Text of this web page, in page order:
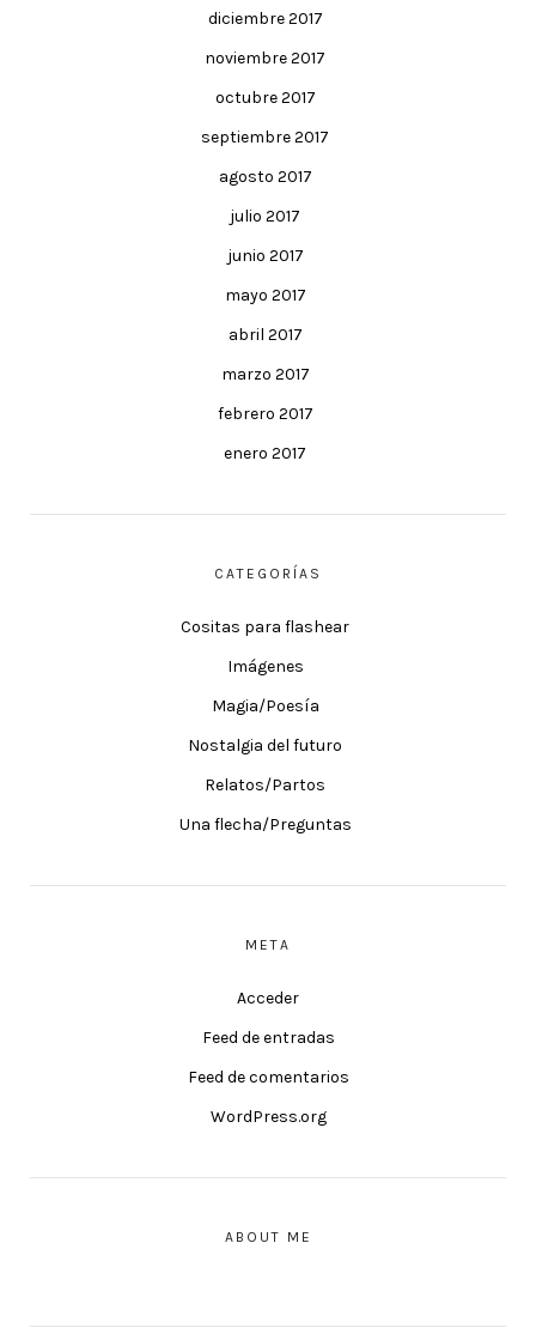
diciembre 2017
noviembre 2017
octubre 2017
septiembre 2017
agosto 2017
julio 2017
junio 2017
mayo 2017
abril 2017
marzo 2017
febrero 2017
enero 2017
CATEGORÍAS
Cositas para flashear
Imágenes
Magia/Poesía
Nostalgia del futuro
Relatos/Partos
Una flecha/Preguntas
META
Acceder
Feed de entradas
Feed de comentarios
WordPress.org
ABOUT ME